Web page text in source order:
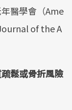
醫學會（Ame
of the A
鬆或骨折風險